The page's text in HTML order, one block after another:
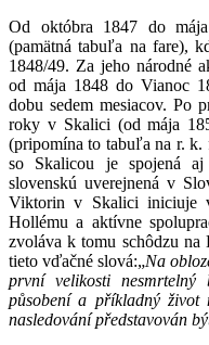
Od októbra 1847 do
(pamätná tabuľa na fare),
1848/49. Za jeho národné
od mája 1848 do Vianoc
dobu sedem mesiacov. Po
roky v Skalici (od mája
(pripomína to tabuľa na r. k.
so Skalicou je spojená
slovenskú uverejnená v
Viktorin v Skalici iniciuje
Hollému a aktívne
zvoláva k tomu schôdzu
tieto vďačné slová:„Na
první velikosti nesmrtelný
působení a příkladný život
nasledování představován